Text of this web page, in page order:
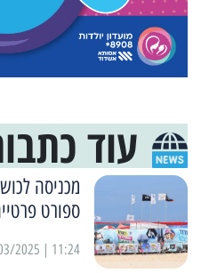
עוד
מכניסה
ספורט
11:24 | 09/03/2025